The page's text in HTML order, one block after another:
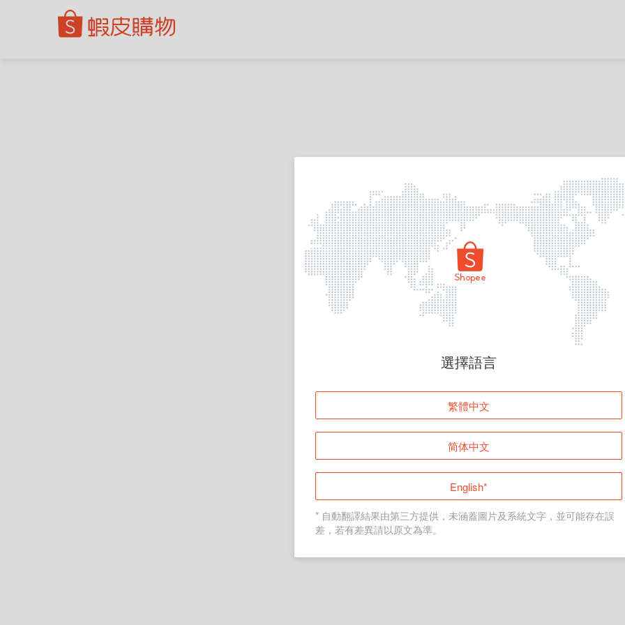
頁面無法顯示
登入
返回首頁
選擇語言
繁體中文
简体中文
English*
* 自動翻譯結果由第三方提供，未涵蓋圖片及系統文字，並可能存在誤
差，若有差異請以原文為準。